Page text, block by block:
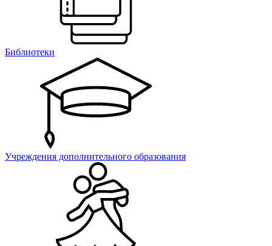
Библиотеки
Учреждения дополнительного образования